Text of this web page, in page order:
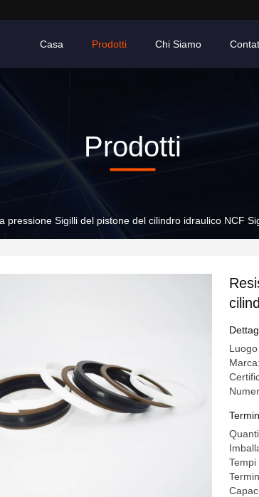
Casa Prodotti Chi Siamo
Prodotti
pressione Sigilli del pistone del cilindro idraulico NCF